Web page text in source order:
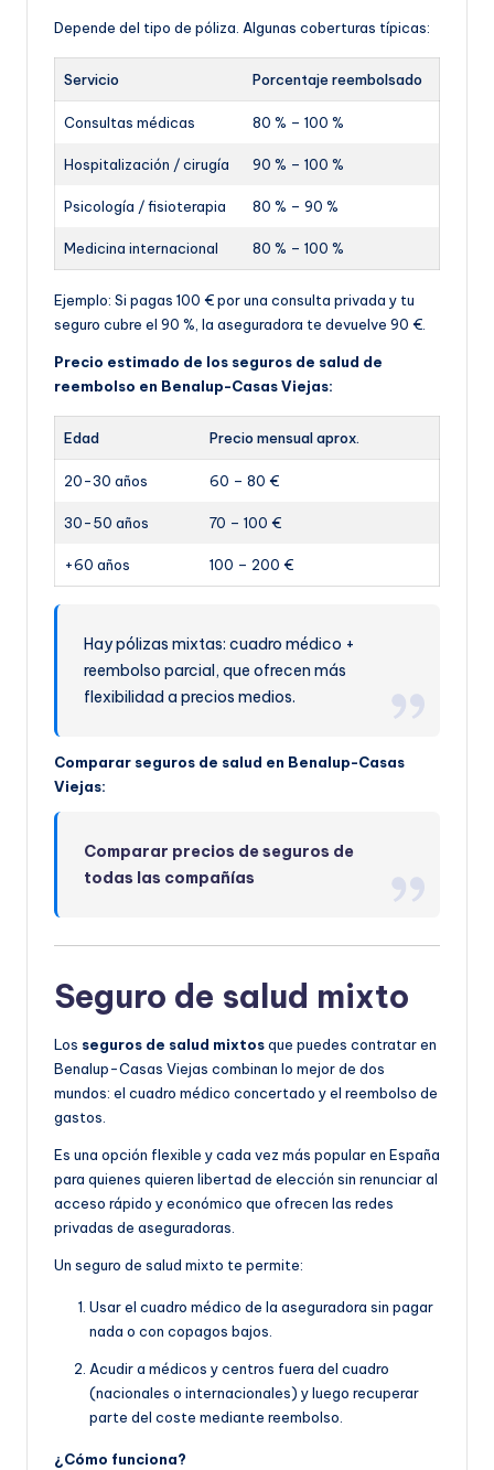
Depende del tipo de póliza. Algunas coberturas típicas:
Servicio Porcentaje reembolsado
Consultas médicas 80 % – 100 %
Hospitalización / cirugía 90 % – 100 %
Psicología / fisioterapia 80 % – 90 %
Medicina internacional 80 % – 100 %
Ejemplo: Si pagas 100 € por una consulta privada y tu
seguro cubre el 90 %, la aseguradora te devuelve 90 €.
Precio estimado de los seguros de salud de
reembolso en Benalup-Casas Viejas:
Edad Precio mensual aprox.
20-30 años 60 – 80 €
30-50 años 70 – 100 €
+60 años 100 – 200 €
Hay pólizas mixtas: cuadro médico +
reembolso parcial, que ofrecen más
flexibilidad a precios medios.
Comparar seguros de salud en Benalup-Casas
Viejas:
Comparar precios de seguros de
todas las compañías
Seguro de salud mixto
Los seguros de salud mixtosque puedes contratar en
Benalup-Casas Viejas combinan lo mejor de dos
mundos: el cuadro médico concertado y el reembolso de
gastos.
Es una opción flexible y cada vez más popular en España
para quienes quieren libertad de elección sin renunciar al
acceso rápido y económico que ofrecen las redes
privadas de aseguradoras.
Un seguro de salud mixto te permite:
Usar el cuadro médico de la aseguradora sin pagar
nada o con copagos bajos.
Acudir a médicos y centros fuera del cuadro
(nacionales o internacionales) y luego recuperar
parte del coste mediante reembolso.
¿Cómo funciona?